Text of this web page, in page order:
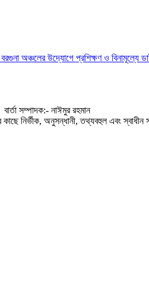
বরগুনা অঞ্চলের উদ্যোগে প্রশিক্ষণ ও বিনামূল্যে
সম্পাদক:- নাঈমুর রহমান
নির্ভীক, অনুসন্ধানী, তথ্যবহুল এবং